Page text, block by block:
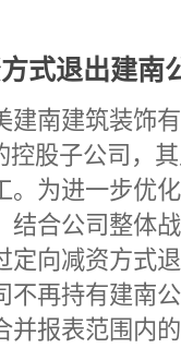
式退出建南
建南建筑装饰
控股子公司，
。为进一步优
结合公司整体
定向减资方式
不再持有建南
并报表范围内